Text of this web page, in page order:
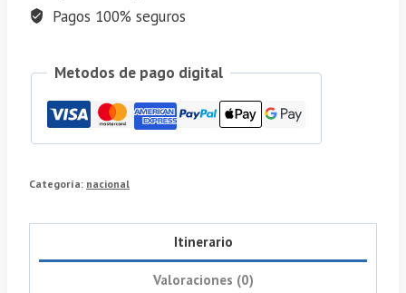
Pagos 100% seguros
Metodos de pago digital
Categoría: nacional
Itinerario
Valoraciones (0)